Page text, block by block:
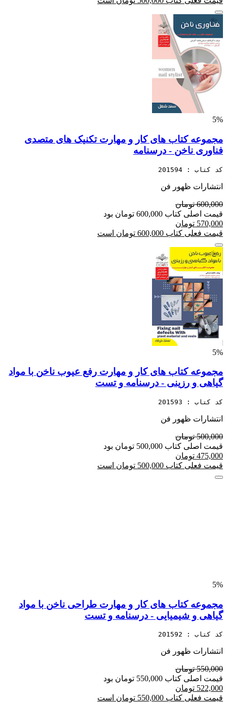
5%
مجموعه کتاب های کار و مهارت تکنیک های متصدی
فناوری ناخن - درسنامه
کد کتاب : 201594
انتشارات ظهور فن
600,000 تومان
قیمت اصلی کتاب 600,000 تومان بود
570,000 تومان
قیمت فعلی کتاب 600,000 تومان است
5%
مجموعه کتاب های کار و مهارت رفع عیوب ناخن با مواد
گیاهی و رزینی - درسنامه و تست
کد کتاب : 201593
انتشارات ظهور فن
500,000 تومان
قیمت اصلی کتاب 500,000 تومان بود
475,000 تومان
قیمت فعلی کتاب 500,000 تومان است
5%
مجموعه کتاب های کار و مهارت طراحی ناخن با مواد
گیاهی و شیمیایی - درسنامه و تست
کد کتاب : 201592
انتشارات ظهور فن
550,000 تومان
قیمت اصلی کتاب 550,000 تومان بود
522,000 تومان
قیمت فعلی کتاب 550,000 تومان است